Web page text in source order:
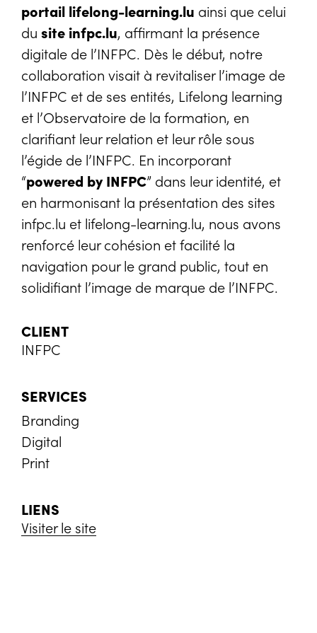
portail lifelong-learning.lu ainsi que celui
du site infpc.lu, affirmant la présence
digitale de l’INFPC. Dès le début, notre
collaboration visait à revitaliser l’image de
l’INFPC et de ses entités, Lifelong learning
et l’Observatoire de la formation, en
clarifiant leur relation et leur rôle sous
l’égide de l’INFPC. En incorporant
“powered by INFPC” dans leur identité, et
en harmonisant la présentation des sites
infpc.lu et lifelong-learning.lu, nous avons
renforcé leur cohésion et facilité la
navigation pour le grand public, tout en
solidifiant l’image de marque de l’INFPC.
CLIENT
INFPC
SERVICES
Branding
Digital
Print
LIENS
Visiter le site